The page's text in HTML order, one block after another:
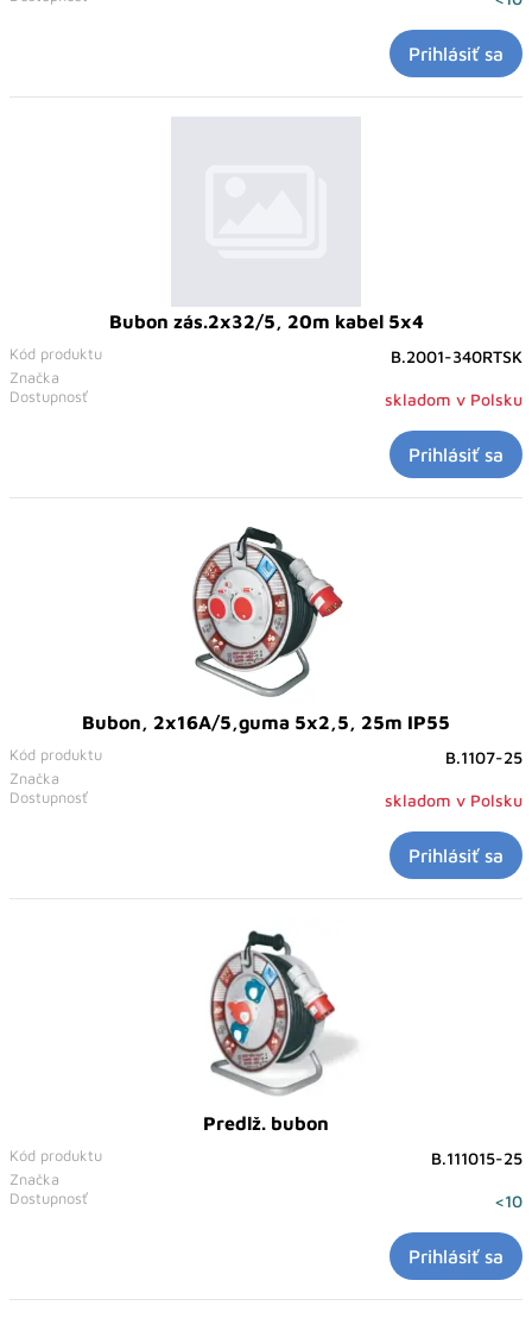
Prihlásiť sa
Bubon zás.2x32/5, 20m kabel 5x4
Značka
Kód produktu B.2001-340RTSK
Dostupnosť skladom v Polsku
Prihlásiť sa
Bubon, 2x16A/5,guma 5x2,5, 25m IP55
Značka
Kód produktu B.1107-25
Dostupnosť skladom v Polsku
Prihlásiť sa
Predlž. bubon
Značka
Kód produktu B.111015-25
Dostupnosť <10
Prihlásiť sa